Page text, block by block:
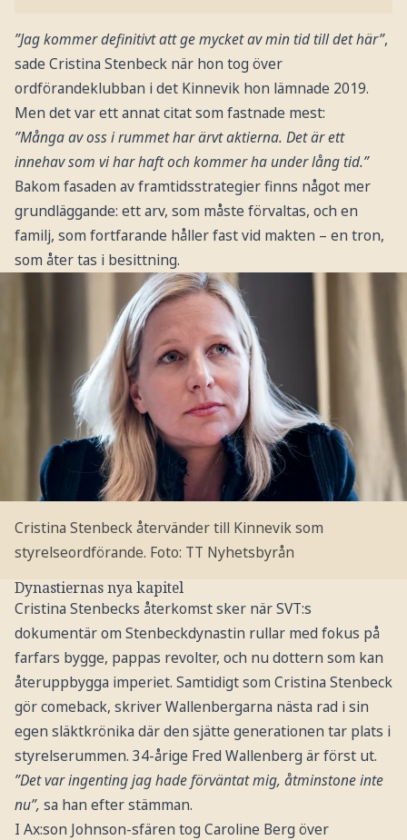
”Jag kommer definitivt att ge mycket av min tid till det här”,
sade Cristina Stenbeck när hon tog över
ordförandeklubban i det Kinnevik hon lämnade 2019.
Men det var ett annat citat som fastnade mest:
”Många av oss i rummet har ärvt aktierna. Det är ett
innehav som vi har haft och kommer ha under lång tid.”
Bakom fasaden av framtidsstrategier finns något mer
grundläggande: ett arv, som måste förvaltas, och en
familj, som fortfarande håller fast vid makten – en tron,
som åter tas i besittning.
Cristina Stenbeck återvänder till Kinnevik som
styrelseordförande. Foto: TT Nyhetsbyrån
Dynastiernas nya kapitel
Cristina Stenbecks återkomst sker när SVT:s
dokumentär om Stenbeckdynastin rullar med fokus på
farfars bygge, pappas revolter, och nu dottern som kan
återuppbygga imperiet. Samtidigt som Cristina Stenbeck
gör comeback, skriver Wallenbergarna nästa rad i sin
egen släktkrönika där den sjätte generationen tar plats i
styrelserummen. 34-årige Fred Wallenberg är först ut.
”Det var ingenting jag hade förväntat mig, åtminstone inte
nu”, sa han efter stämman.
I Ax:son Johnson-sfären tog Caroline Berg över